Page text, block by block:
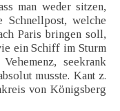
man weder sitzen,
Schnellpost, welche
Paris bringen soll,
ein Schiff im Sturm
seekrank
musste. Kant z.
von Königsberg